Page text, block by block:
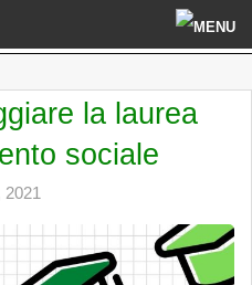
la laurea
sociale